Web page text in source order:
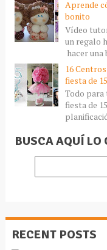
Aprende
bonito
Vídeo
un regalo
hacer una
16
fiesta de
Todo para
fiesta de
BUSCA AQUÍ LO
RECENT POSTS